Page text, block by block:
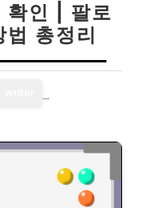
확인 | 팔로
총정리